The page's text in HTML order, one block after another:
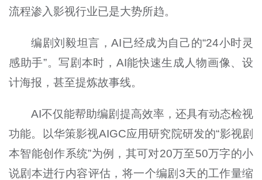
流程渗入影视行业已是大势所趋。
编剧刘毅坦言，AI已经成为自己的“24小时灵
感助手”。写剧本时，AI能快速生成人物画像、设
计海报，甚至提炼故事线。
AI不仅能帮助编剧提高效率，还具有动态检视
功能。以华策影视AIGC应用研究院研发的“影视剧
本智能创作系统”为例，其可对20万至50万字的小
说剧本进行内容评估，将一个编剧3天的工作量缩